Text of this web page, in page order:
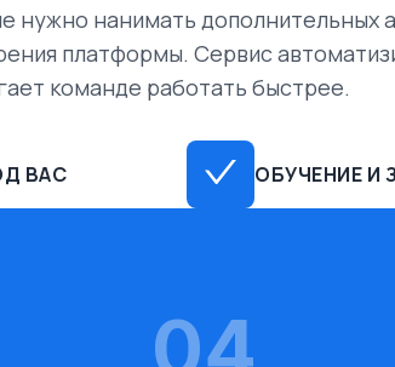
нужно нанимать дополнительных
платформы. Сервис
команде работать быстрее.
ВАС ОБУЧЕНИЕ И
04